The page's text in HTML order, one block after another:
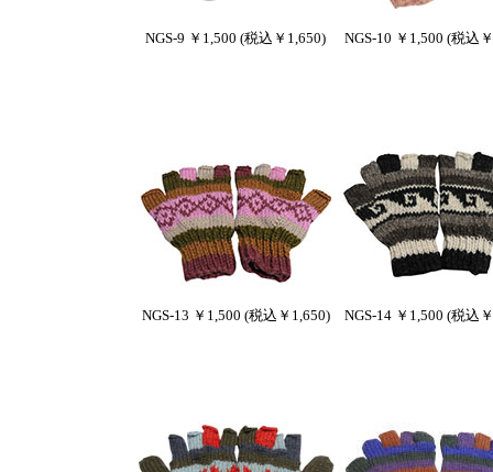
NGS-9 ￥1,500 (税込￥1,650) NGS-10 ￥1,500 (税込
NGS-13 ￥1,500 (税込￥1,650) NGS-14 ￥1,500 (税込